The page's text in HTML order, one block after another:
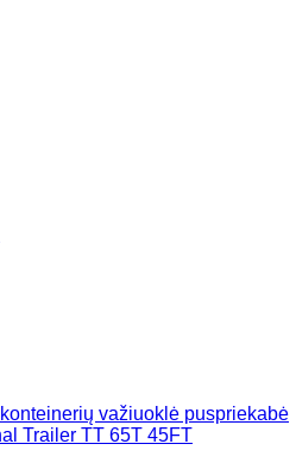
konteinerių važiuoklė puspriekabė
Trailer TT 65T 45FT